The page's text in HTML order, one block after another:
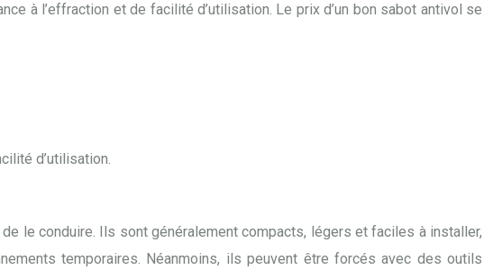
à l’effraction et de facilité d’utilisation. Le prix d’un bon sabot antivol se
d’utilisation.
le conduire. Ils sont généralement compacts, légers et faciles à installer,
temporaires. Néanmoins, ils peuvent être forcés avec des outils